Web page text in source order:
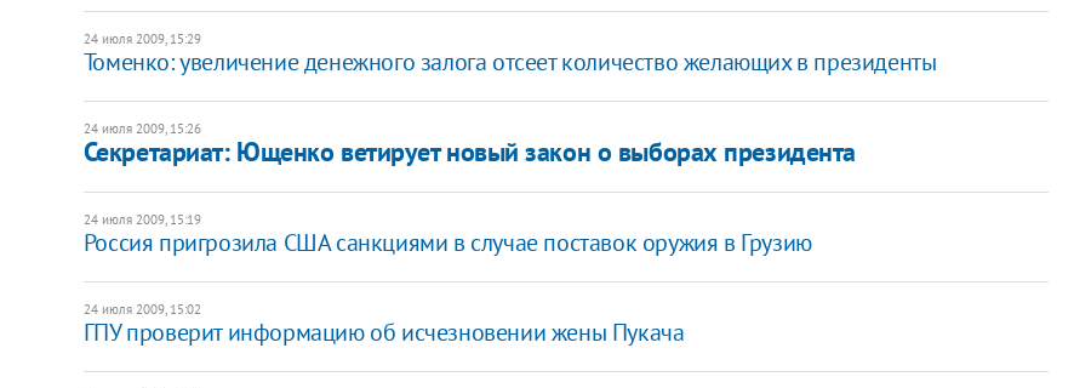
24 июля 2009, 15:29
Томенко: увеличение денежного залога отсеет количество желающих в президенты
24 июля 2009, 15:26
Секретариат: Ющенко ветирует новый закон о выборах президента
24 июля 2009, 15:19
Россия пригрозила США санкциями в случае поставок оружия в Грузию
24 июля 2009, 15:02
ГПУ проверит информацию об исчезновении жены Пукача